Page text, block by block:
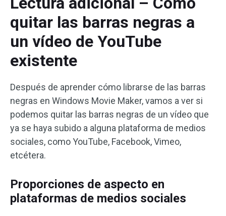
quitar las barras negras a
un vídeo de YouTube
existente
Después de aprender cómo librarse de las barras
negras en Windows Movie Maker, vamos a ver si
podemos quitar las barras negras de un vídeo que
ya se haya subido a alguna plataforma de medios
sociales, como YouTube, Facebook, Vimeo,
etcétera.
Proporciones de aspecto en
plataformas de medios sociales